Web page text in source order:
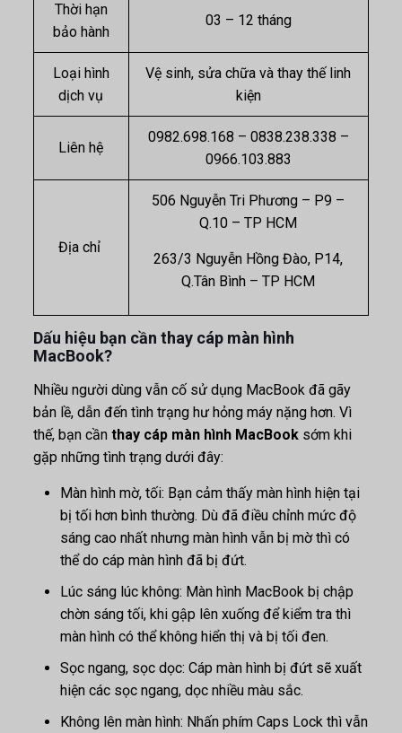
Thời hạn
bảo hành
03 – 12 tháng
Loại hình
dịch vụ
Vệ sinh, sửa chữa và thay thế linh
kiện
Liên hệ
0982.698.168 – 0838.238.338 –
0966.103.883
Địa chỉ
506 Nguyễn Tri Phương – P9 –
Q.10 – TP HCM
263/3 Nguyễn Hồng Đào, P14,
Q.Tân Bình – TP HCM
Dấu hiệu bạn cần thay cáp màn hình
MacBook?
Nhiều người dùng vẫn cố sử dụng MacBook đã gãy
bản lề, dẫn đến tình trạng hư hỏng máy nặng hơn. Vì
thế, bạn cần thay cáp màn hình MacBook sớm khi
gặp những tình trạng dưới đây:
Màn hình mờ, tối: Bạn cảm thấy màn hình hiện tại
bị tối hơn bình thường. Dù đã điều chỉnh mức độ
sáng cao nhất nhưng màn hình vẫn bị mờ thì có
thể do cáp màn hình đã bị đứt.
Lúc sáng lúc không: Màn hình MacBook bị chập
chờn sáng tối, khi gập lên xuống để kiểm tra thì
màn hình có thể không hiển thị và bị tối đen.
Sọc ngang, sọc dọc: Cáp màn hình bị đứt sẽ xuất
hiện các sọc ngang, dọc nhiều màu sắc.
Không lên màn hình: Nhấn phím Caps Lock thì vẫn